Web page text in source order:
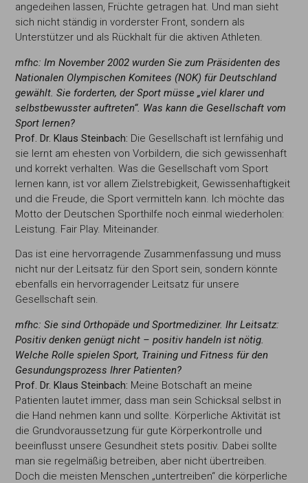
angedeihen lassen, Früchte getragen hat. Und man sieht
sich nicht ständig in vorderster Front, sondern als
Unterstützer und als Rückhalt für die aktiven Athleten.
mfhc: Im November 2002 wurden Sie zumPräsidenten des
Nationalen Olympischen Komitees (NOK) für Deutschland
gewählt. Sie forderten, der Sport müsse „viel klarer und
selbstbewusster auftreten“. Was kann die Gesellschaft vom
Sport lernen?
Prof. Dr. Klaus Steinbach: Die Gesellschaft ist lernfähig und
sie lernt am ehesten von Vorbildern, die sich gewissenhaft
und korrekt verhalten. Was die Gesellschaft vom Sport
lernen kann, ist vor allem Zielstrebigkeit, Gewissenhaftigkeit
und die Freude, die Sport vermitteln kann. Ich möchte das
Motto der Deutschen Sporthilfe noch einmal wiederholen:
Leistung. Fair Play. Miteinander.
Das ist eine hervorragende Zusammenfassung und muss
nicht nur der Leitsatz für den Sport sein, sondern könnte
ebenfalls ein hervorragender Leitsatz für unsere
Gesellschaft sein.
mfhc:Sie sind Orthopäde und Sportmediziner.Ihr Leitsatz:
Positiv denken genügt nicht – positiv handeln ist nötig.
Welche Rolle spielen Sport, Training und Fitness für den
Gesundungsprozess Ihrer Patienten?
Prof. Dr. Klaus Steinbach: Meine Botschaft an meine
Patienten lautet immer, dass man sein Schicksal selbst in
die Hand nehmen kann und sollte. Körperliche Aktivität ist
die Grundvoraussetzung für gute Körperkontrolle und
beeinflusst unsere Gesundheit stets positiv. Dabei sollte
man sie regelmäßig betreiben, aber nicht übertreiben.
Doch die meisten Menschen „untertreiben“ die körperliche